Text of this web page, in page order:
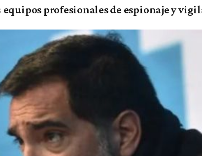
equipos profesionales de espionaje y